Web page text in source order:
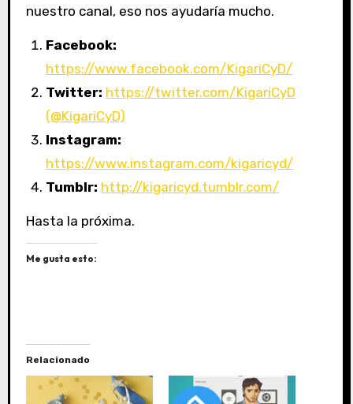
nuestro canal, eso nos ayudaría mucho.
Facebook:
https://www.facebook.com/KigariCyD/
Twitter: https://twitter.com/KigariCyD
(@KigariCyD)
Instagram:
https://www.instagram.com/kigaricyd/
Tumblr: http://kigaricyd.tumblr.com/
Hasta la próxima.
Me gusta esto:
Relacionado